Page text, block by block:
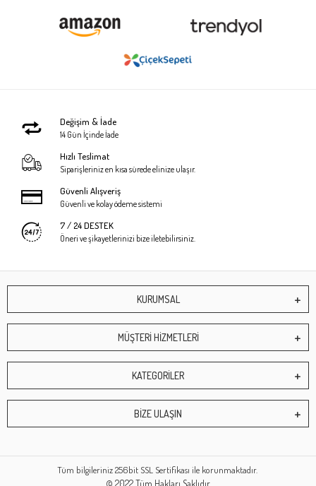
Değişim & İade
14 Gün İçinde İade
Hızlı Teslimat
Siparişleriniz en kısa sürede elinize ulaşır.
Güvenli Alışveriş
Güvenli ve kolay ödeme sistemi
7 / 24 DESTEK
Öneri ve şikayetlerinizi bize iletebilirsiniz.
KURUMSAL
MÜŞTERİ HİZMETLERİ
KATEGORİLER
BİZE ULAŞIN
Tüm bilgileriniz 256bit SSL Sertifikası ile korunmaktadır.
© 2022Tüm Hakları Saklıdır